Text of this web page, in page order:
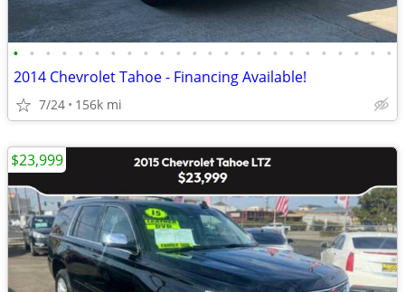
• • • • • • • • • • • • • • • • • • • • • • • •
2014 Chevrolet Tahoe - Financing Available!
7/24 156k mi
$23,999